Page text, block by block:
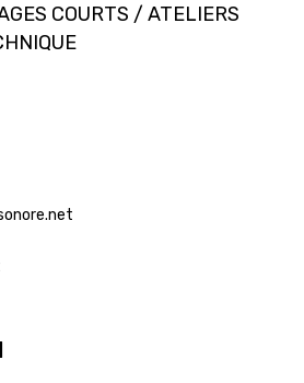
COURTS / ATELIERS